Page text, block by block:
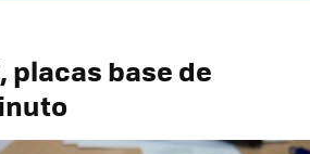
placas base de